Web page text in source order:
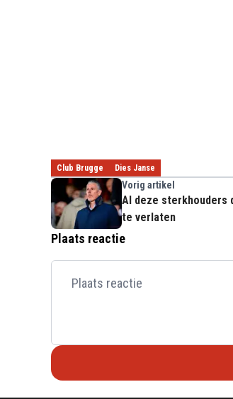
Club Brugge Dies Janse
Vorig artikel
Al deze sterkhouders
te verlaten
Plaats reactie